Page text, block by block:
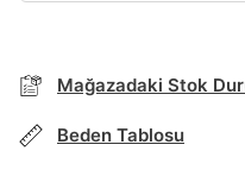
TAKSİT
Mağazadaki Stok
Beden Tablosu
Mağazada Bul